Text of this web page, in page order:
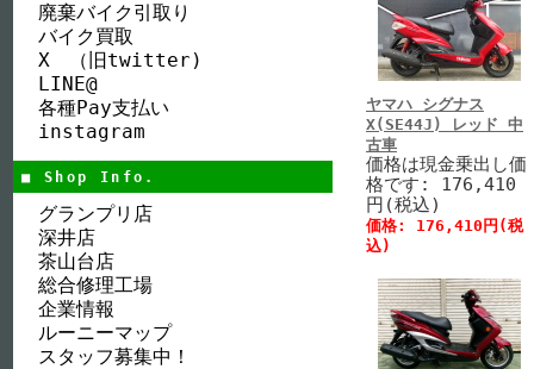
廃棄バイク引取り
バイク買取
X （旧twitter)
LINE@
各種Pay支払い
instagram
■ Shop Info.
グランプリ店
深井店
茶山台店
総合修理工場
企業情報
ルーニーマップ
スタッフ募集中！
ヤマハ シグナス
X(SE44J) レッド 中
古車
価格は現金乗出し価
格です: 176,410
円(税込)
価格: 176,410円(税
込)